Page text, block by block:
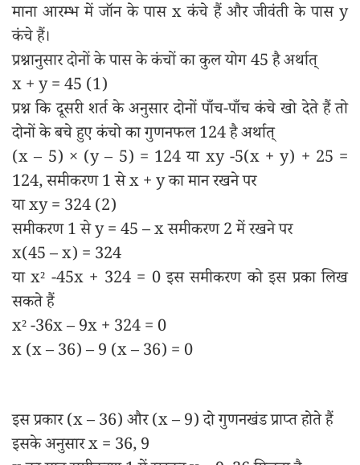
माना आरम्भ में जॉन के पास x कंचे हैं और जीवंती के पास y
कंचे हैं।
प्रश्नानुसार दोनों के पास के कंचों का कुल योग 45 है अर्थात्
x + y = 45 (1)
प्रश्न कि दूसरी शर्त के अनुसार दोनों पाँच-पाँच कंचे खो देते हैं तो
दोनों के बचे हुए कंचो का गुणनफल 124 है अर्थात्
(x – 5) × (y – 5) = 124 या xy -5(x + y) + 25 =
124, समीकरण 1 से x + y का मान रखने पर
या xy = 324 (2)
समीकरण 1 से y = 45 – x समीकरण 2 में रखने पर
x(45 – x) = 324
या x² -45x + 324 = 0 इस समीकरण को इस प्रका लिख
सकते हैं
x² -36x – 9x + 324 = 0
x (x – 36) – 9 (x – 36) = 0
इस प्रकार (x – 36) और (x – 9) दो गुणनखंड प्राप्त होते हैं
इसके अनुसार x = 36, 9